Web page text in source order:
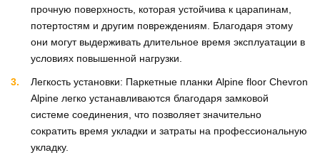
прочную поверхность, которая устойчива к царапинам,
потертостям и другим повреждениям. Благодаря этому
они могут выдерживать длительное время эксплуатации в
условиях повышенной нагрузки.
Легкость установки: Паркетные планки Alpine floor Chevron
Alpine легко устанавливаются благодаря замковой
системе соединения, что позволяет значительно
сократить время укладки и затраты на профессиональную
укладку.